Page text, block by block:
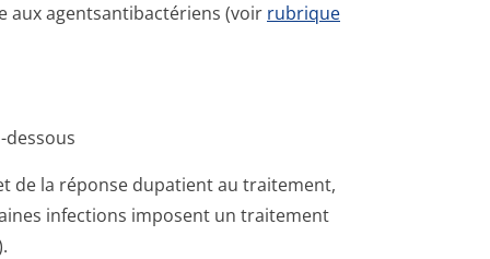
aux agentsantibac­tériens (voir rubrique
dessous
de la réponse dupatient au traitement,
infections imposent un traitement